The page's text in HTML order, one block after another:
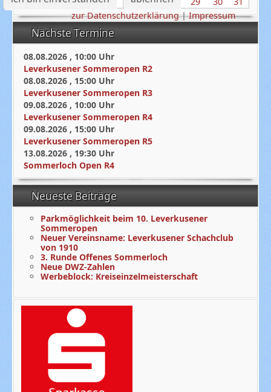
Nächste Termine
08.08.2026 , 10:00 Uhr
Leverkusener Sommeropen R2
08.08.2026 , 15:00 Uhr
Leverkusener Sommeropen R3
09.08.2026 , 10:00 Uhr
Leverkusener Sommeropen R4
09.08.2026 , 15:00 Uhr
Leverkusener Sommeropen R5
13.08.2026 , 19:30 Uhr
Sommerloch Open R4
Neueste Beiträge
Parkmöglichkeit beim 10. Leverkusener
Sommeropen
Neuer Vereinsname: Leverkusener Schachclub
von 1910
3. Runde Offenes Sommerloch
Neue DWZ-Zahlen
Werbeblock: Kreiseinzelmeisterschaft
zur Datenschutzerklärung|Impressum